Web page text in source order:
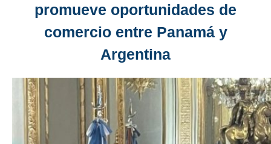
promueve oportunidades de
comercio entre Panamá y
Argentina